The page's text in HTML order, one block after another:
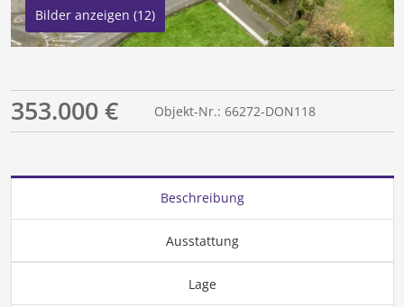
Bilder anzeigen (12)
353.000 € Objekt-Nr.: 66272-DON118
Beschreibung
Ausstattung
Lage